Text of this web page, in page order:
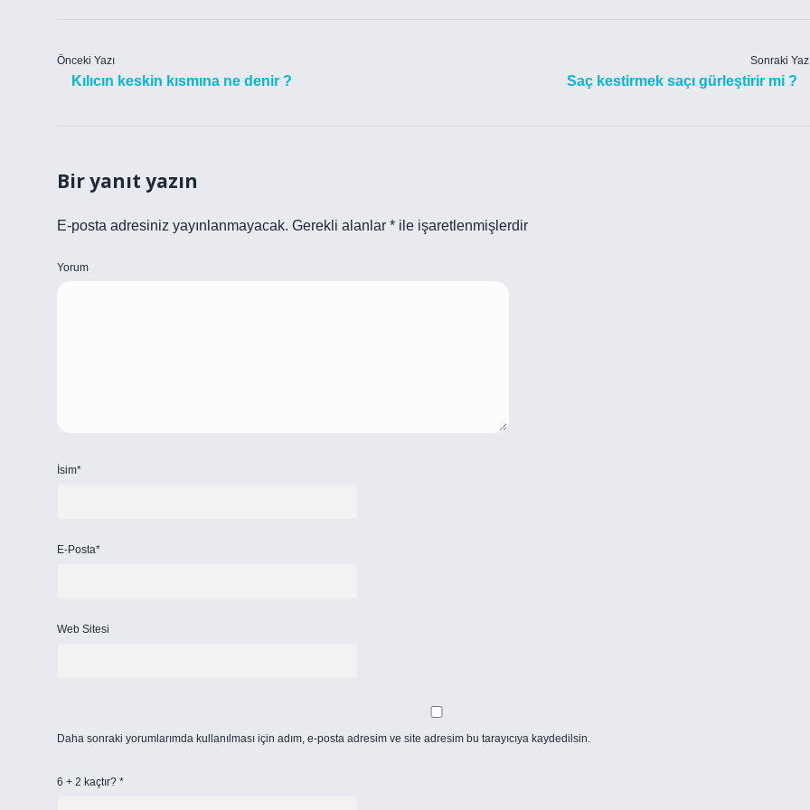
Önceki Yazı
Kılıcın keskin kısmına ne denir ?
Sonraki
Saç kestirmek saçı gürleştirir mi ?
Bir yanıt yazın
E-posta adresiniz yayınlanmayacak. Gerekli alanlar * ile işaretlenmişlerdir
Yorum
İsim*
E-Posta*
Web Sitesi
Daha sonraki yorumlarımda kullanılması için adım, e-posta adresim ve site adresim bu tarayıcıya kaydedilsin.
6 + 2 kaçtır? *